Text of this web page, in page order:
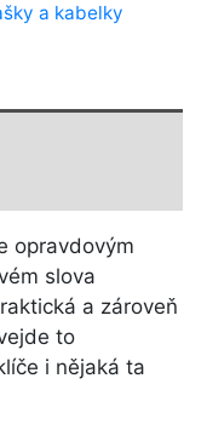
a kabelky
opravdovým
slova
a zároveň
to
i nějaká ta